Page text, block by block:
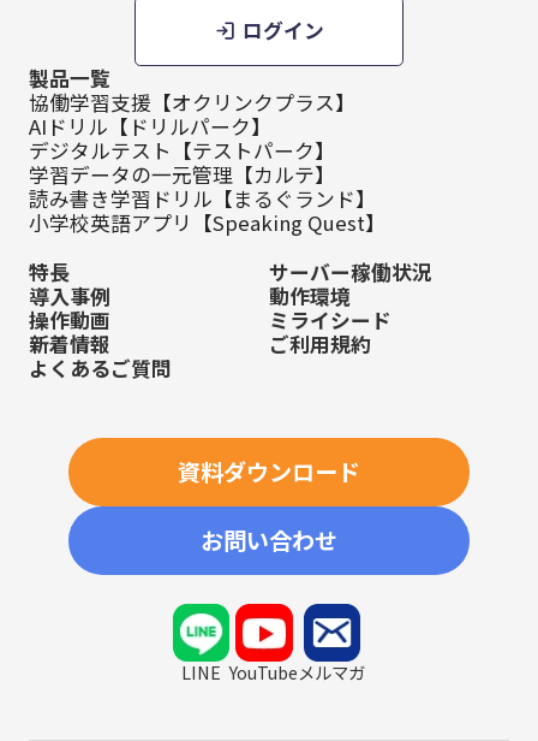
ログイン
製品一覧
協働学習支援【オクリンクプラス】
AIドリル【ドリルパーク】
デジタルテスト【テストパーク】
学習データの一元管理【カルテ】
読み書き学習ドリル【まるぐランド】
小学校英語アプリ【Speaking Quest】
特長
導入事例
操作動画
新着情報
よくあるご質問
サーバー稼働状況
動作環境
ミライシード
ご利用規約
資料ダウンロード
お問い合わせ
LINE YouTubeメルマガ